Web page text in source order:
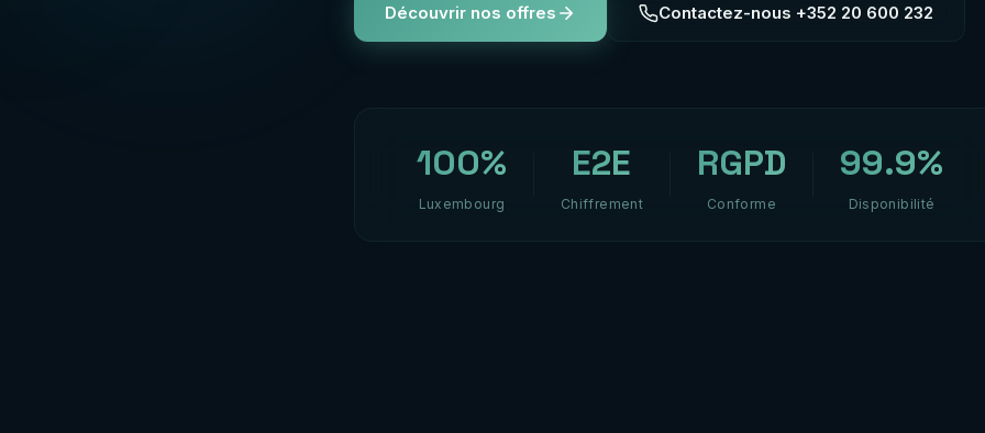
Découvrir nos offres Contactez-nous +352 20 600 232
100%
Luxembourg
E2E
Chiffrement
RGPD
Conforme
99.9%
Disponibilité